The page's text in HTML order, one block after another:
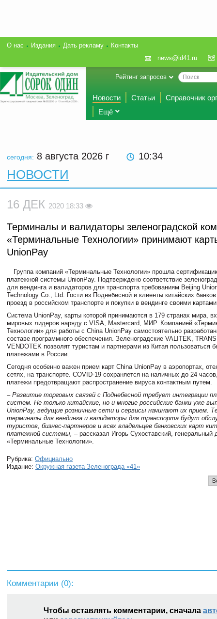
О нас Издания Дать рекламу
Контакты
news@id41.ru
Рейтинг запросов
Новости Статьи
Справочник
Ещё
сегодня: 8 августа 2026 г 10:34
НОВОСТИ
16 ДЕК 2020 18:33
Терминалы и валидаторы зеленоградской
«Терминальные Технологии» принимают
UnionPay
Группа компаний «Терминальные Технологии» прошла
платежной системы UnionPay. Подтверждено соответствие
для вендинга и валидаторов для транспорта требованиям Beijing
Technology Co., Ltd. Гости из Поднебесной и клиенты китайских
проезд в российском транспорте и покупки в вендинге своими
Система UnionPay, карты которой принимаются в 179 странах мира,
мировых лидеров наряду с VISA, Masterсard, МИР. Компанией
Технологии» для работы с China UnionPay самостоятельно
составе программного обеспечения. Зеленоградские VALITEK,
VENDOTEK позволят туристам и партнерами из Китая пользоваться
платежами в России.
Сегодня особенно важен прием карт China UnionPay в аэропортах,
сетях, на транспорте. COVID-19 сохраняется на наличных до 24
платежи предотвращают распространение вируса контактным путем.
– Развитие торговых связей с Поднебесной требует интеграции
систем. Не только китайские, но и многие российские банки уже
UnionPay, ведущие розничные сети и сервисы начинают их прием.
терминалы для вендинга и валидаторы для транспорта будут
туристов, бизнес-партнеров и всех владельцев банковских карт
платежной системы, – рассказал Игорь Сухоставский , генеральный
«Терминальные Технологии».
Рубрика: Официально
Издание: Окружная газета Зеленограда «41»
Комментарии (0):
Чтобы оставлять комментарии, сначала